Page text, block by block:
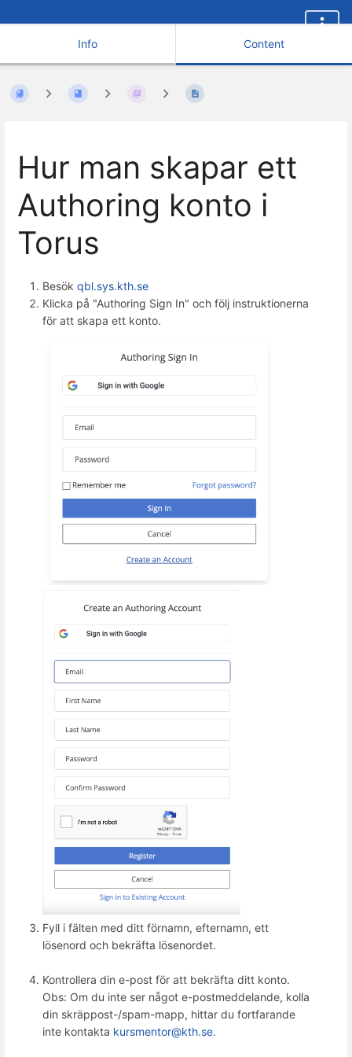
Info Content
Hur man skapar ett
Authoring konto i
Torus
Besök qbl.sys.kth.se
Klicka på "Authoring Sign In" och följ instruktionerna
för att skapa ett konto.
Fyll i fälten med ditt förnamn, efternamn, ett
lösenord och bekräfta lösenordet.
Kontrollera din e-post för att bekräfta ditt konto.
Obs: Om du inte ser något e-postmeddelande, kolla
din skräppost-/spam-mapp, hittar du fortfarande
inte kontakta kursmentor@kth.se.